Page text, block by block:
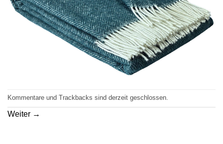
Kommentare und Trackbacks sind derzeit geschlossen.
Weiter →